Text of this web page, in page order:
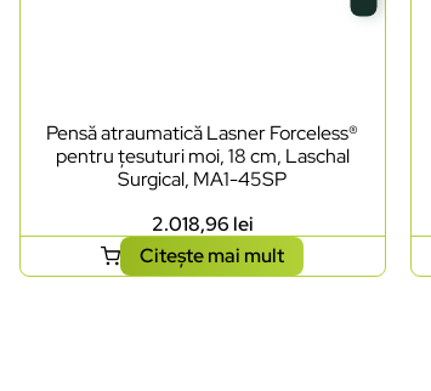
Pensă atraumatică Lasner Forceless®
pentru țesuturi moi, 18 cm, Laschal
Surgical, MA1-45SP
2.018,96 lei
Citește mai mult